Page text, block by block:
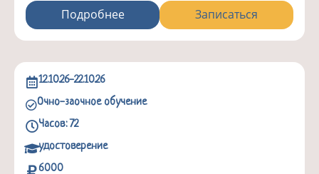
Подробнее Записаться
12.10.26-22.10.26
Очно-заочное обучение
Часов: 72
удостоверение
6000